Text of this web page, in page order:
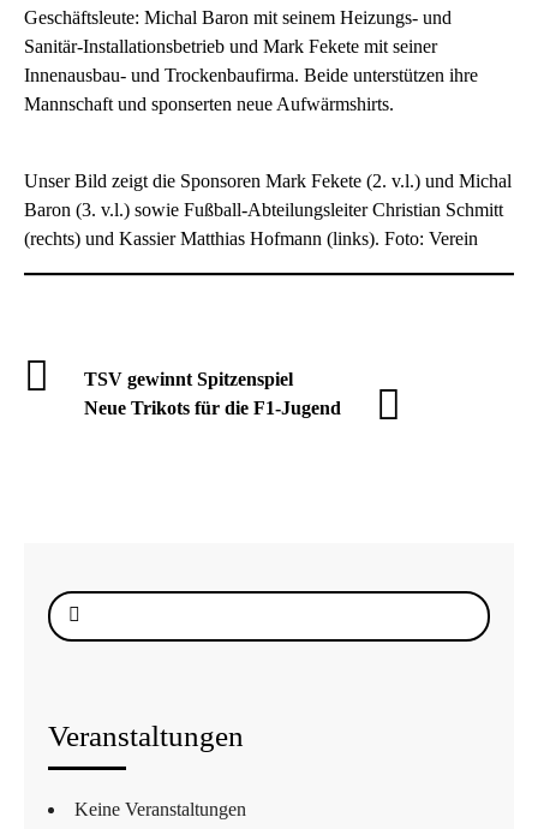
Geschäftsleute: Michal Baron mit seinem Heizungs- und
Sanitär-Installationsbetrieb und Mark Fekete mit seiner
Innenausbau- und Trockenbaufirma. Beide unterstützen ihre
Mannschaft und sponserten neue Aufwärmshirts.
Unser Bild zeigt die Sponsoren Mark Fekete (2. v.l.) und Michal
Baron (3. v.l.) sowie Fußball-Abteilungsleiter Christian Schmitt
(rechts) und Kassier Matthias Hofmann (links). Foto: Verein
TSV gewinnt Spitzenspiel
Neue Trikots für die F1-Jugend
Suche
nach:
Veranstaltungen
Keine Veranstaltungen